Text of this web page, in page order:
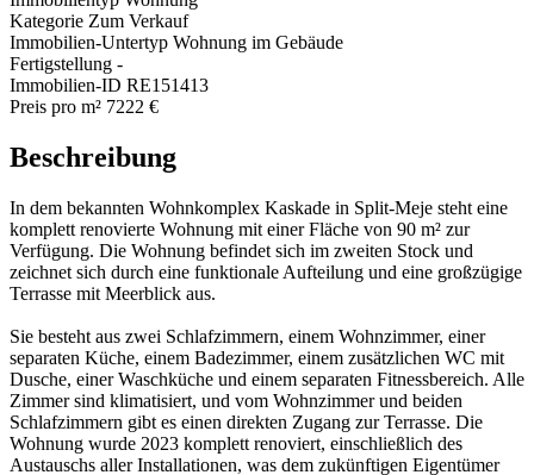
Kategorie Zum Verkauf
Immobilien-Untertyp Wohnung im Gebäude
Fertigstellung -
Immobilien-ID RE151413
Preis pro m² 7222 €
Beschreibung
In dem bekannten Wohnkomplex Kaskade in Split-Meje steht eine
komplett renovierte Wohnung mit einer Fläche von 90 m² zur
Verfügung. Die Wohnung befindet sich im zweiten Stock und
zeichnet sich durch eine funktionale Aufteilung und eine großzügige
Terrasse mit Meerblick aus.
Sie besteht aus zwei Schlafzimmern, einem Wohnzimmer, einer
separaten Küche, einem Badezimmer, einem zusätzlichen WC mit
Dusche, einer Waschküche und einem separaten Fitnessbereich. Alle
Zimmer sind klimatisiert, und vom Wohnzimmer und beiden
Schlafzimmern gibt es einen direkten Zugang zur Terrasse. Die
Wohnung wurde 2023 komplett renoviert, einschließlich des
Austauschs aller Installationen, was dem zukünftigen Eigentümer